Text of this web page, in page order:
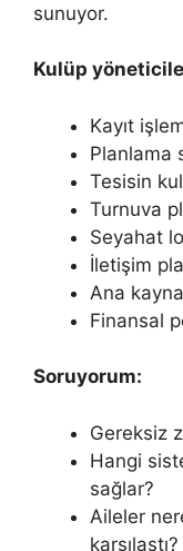
sunuyor.
Kulüp
Kayıt
Planlama
Tesisin
Turnuva
Seyahat
İletişim
Ana
Finansal
Soruyorum:
Gereksiz
Hangi
sağlar?
Aileler
karşılaştı?